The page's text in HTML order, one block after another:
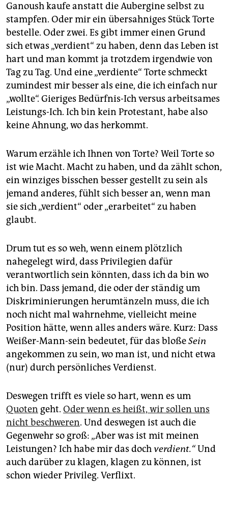
epaper login
Ganoush kaufe anstatt die Aubergine selbst zu
stampfen. Oder mir ein übersahniges Stück Torte
bestelle. Oder zwei. Es gibt immer einen Grund
sich etwas „verdient“ zu haben, denn das Leben ist
hart und man kommt ja trotzdem irgendwie von
Tag zu Tag. Und eine „verdiente“ Torte schmeckt
zumindest mir besser als eine, die ich einfach nur
„wollte“. Gieriges Bedürfnis-Ich versus arbeitsames
Leistungs-Ich. Ich bin kein Protestant, habe also
keine Ahnung, wo das herkommt.
Warum erzähle ich Ihnen von Torte? Weil Torte so
ist wie Macht. Macht zu haben, und da zählt schon,
ein winziges bisschen besser gestellt zu sein als
jemand anderes, fühlt sich besser an, wenn man
sie sich „verdient“ oder „erarbeitet“ zu haben
glaubt.
Drum tut es so weh, wenn einem plötzlich
nahegelegt wird, dass Privilegien dafür
verantwortlich sein könnten, dass ich da bin wo
ich bin. Dass jemand, die oder der ständig um
Diskriminierungen herumtänzeln muss, die ich
noch nicht mal wahrnehme, vielleicht meine
Position hätte, wenn alles anders wäre. Kurz: Dass
Weißer-Mann-sein bedeutet, für das bloßeSein
angekommen zu sein, wo man ist, und nicht etwa
(nur) durch persönliches Verdienst.
Deswegen trifft es viele so hart, wenn es um
Quoten geht. Oder wenn es heißt, wir sollen uns
nicht beschweren. Und deswegen ist auch die
Gegenwehr so groß: „Aber was ist mit meinen
Leistungen? Ich habe mir das dochverdient.“Und
auch darüber zu klagen, klagen zu können, ist
schon wieder Privileg. Verflixt.